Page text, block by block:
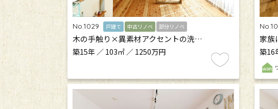
No.1029 戸建て 中古リノベ 部分リノベ
木の手触り×異素材アクセントの洗…
築15年 ／ 103㎡ ／ 1250万円
家族
築16